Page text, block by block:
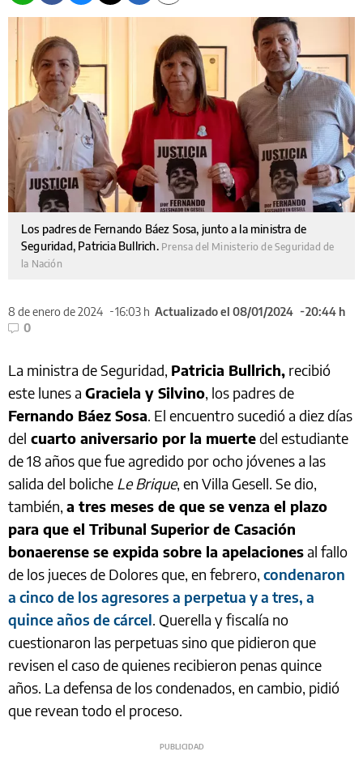
Los padres de Fernando Báez Sosa, junto a la ministra de
Seguridad, Patricia Bullrich. Prensa del Ministerio de Seguridad de
la Nación
8 de enero de 2024 16:03 h Actualizado el 08/01/2024
20:44 h
0
La ministra de Seguridad, Patricia Bullrich, recibió
este lunes a Graciela y Silvino, los padres de
Fernando Báez Sosa. El encuentro sucedió a diez días
del cuarto aniversario por la muertedel estudiante
de 18 años que fue agredido por ocho jóvenes a las
salida del boliche Le Brique, en Villa Gesell. Se dio,
también, a tres meses de que se venza el plazo
para que el Tribunal Superior de Casación
bonaerense se expida sobre la apelacionesal fallo
de los jueces de Dolores que, en febrero, condenaron
a cinco de los agresores a perpetua y a tres, a
quince años de cárcel. Querella y fiscalía no
cuestionaron las perpetuas sino que pidieron que
revisen el caso de quienes recibieron penas quince
años. La defensa de los condenados, en cambio, pidió
que revean todo el proceso.